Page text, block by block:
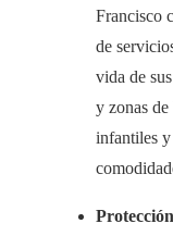
Francisco
de
vida de
y zonas de
infantiles y